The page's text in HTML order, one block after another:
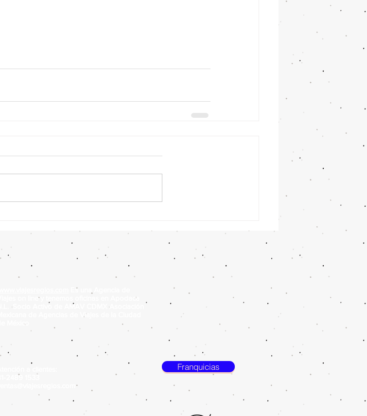
Es una Agencia de
Viajes on line y tenemos oficinas en Apodaca
N.L. Socio Activo de AMAV CDMX Asociación
Mexicana de Agencias de Viajes de la Ciudad
de México
81-2489 1533
Franquicias